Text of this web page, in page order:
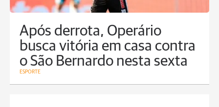
Após derrota, Operário
busca vitória em casa contra
o São Bernardo nesta sexta
ESPORTE